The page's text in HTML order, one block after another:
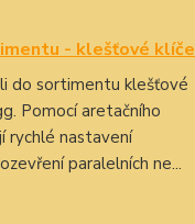
- klešťové klíče
do sortimentu klešťové
Pomocí aretačního
rychlé nastavení
paralelních ne...